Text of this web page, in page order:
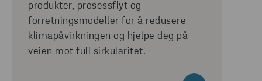
produkter, prosessflyt og
forretningsmodeller for å redusere
klimapåvirkningen og hjelpe deg på
veien mot full sirkularitet.